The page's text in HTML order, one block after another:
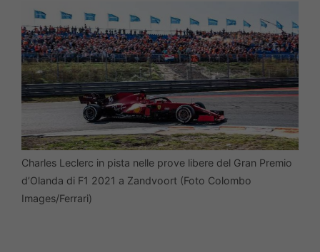
Charles Leclerc in pista nelle prove libere del Gran Premio
d’Olanda di F1 2021 a Zandvoort (Foto Colombo
Images/Ferrari)